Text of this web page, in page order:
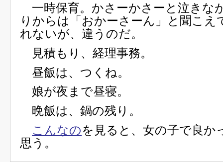
一時保育。かさーかさーと泣きな
りからは「おかーさーん」と聞こえ
れないが、違うのだ。
見積もり、経理事務。
昼飯は、つくね。
娘が夜まで昼寝。
晩飯は、鍋の残り。
こんなのを見ると、女の子で良か
思う。